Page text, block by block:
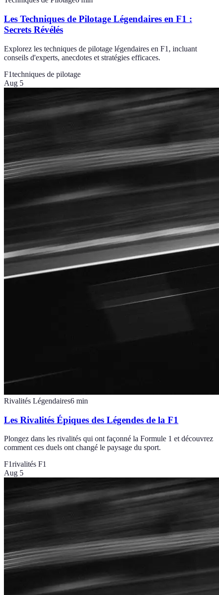
Les Techniques de Pilotage Légendaires en F1 :
Secrets Révélés
Explorez les techniques de pilotage légendaires en F1, incluant
conseils d'experts, anecdotes et stratégies efficaces.
F1techniques de pilotage
Aug 5
Rivalités Légendaires6 min
Les Rivalités Épiques des Légendes de la F1
Plongez dans les rivalités qui ont façonné la Formule 1 et découvrez
comment ces duels ont changé le paysage du sport.
F1rivalités F1
Aug 5